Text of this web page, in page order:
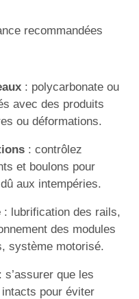
recommandées
: polycarbonate ou
avec des produits
ou déformations.
: contrôlez
et boulons pour
aux intempéries.
: lubrification des rails,
des modules
système motorisé.
: s’assurer que les
intacts pour éviter